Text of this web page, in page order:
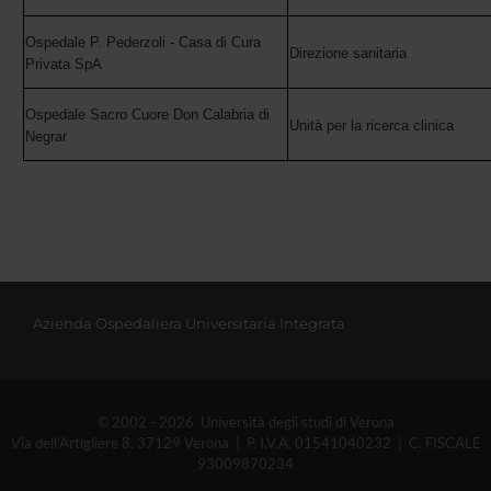
Ospedale P. Pederzoli - Casa di Cura
Privata SpA
Direzione sanitaria
Ospedale Sacro Cuore Don Calabria di
Negrar
Unità per la ricerca clinica
Azienda Ospedaliera Universitaria Integrata
© 2002 - 2026 Università degli studi di Verona
Via dell'Artigliere 8, 37129 Verona | P. I.V.A. 01541040232 | C. FISCALE
93009870234